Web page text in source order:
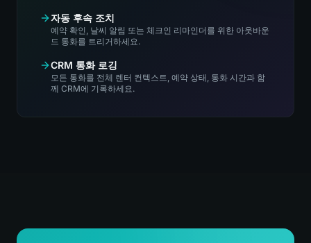
자동 후속 조치
예약 확인, 날씨 알림 또는 체크인 리마인더를 위한 아웃바운
드 통화를 트리거하세요.
CRM 통화 로깅
모든 통화를 전체 렌터 컨텍스트, 예약 상태, 통화 시간과 함
께 CRM에 기록하세요.